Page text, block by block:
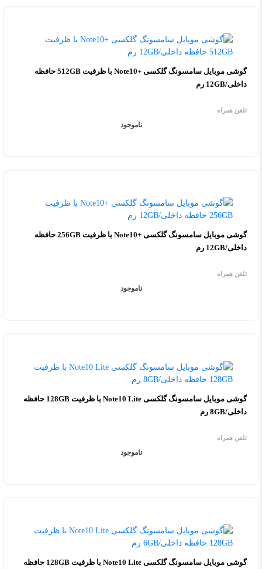
گوشی موبایل سامسونگ گلکسی +Note10 با ظرفیت 512GB حافظه
داخلی/12GB رم
تلفن همراه
ناموجود
گوشی موبایل سامسونگ گلکسی +Note10 با ظرفیت 256GB حافظه
داخلی/12GB رم
تلفن همراه
ناموجود
گوشی موبایل سامسونگ گلکسی Note10 Lite با ظرفیت 128GB حافظه
داخلی/8GB رم
تلفن همراه
ناموجود
گوشی موبایل سامسونگ گلکسی Note10 Lite با ظرفیت 128GB حافظه